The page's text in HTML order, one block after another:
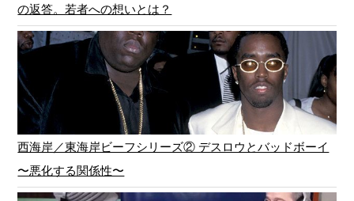
の返答。若者への想いとは？
西海岸／東海岸ビーフシリーズ② デスロウとバッドボーイ
〜悪化する関係性〜